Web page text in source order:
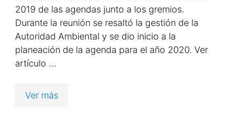
2019 de las agendas junto a los gremios.
Durante la reunión se resaltó la gestión de la
Autoridad Ambiental y se dio inicio a la
planeación de la agenda para el año 2020. Ver
artículo …
Ver más